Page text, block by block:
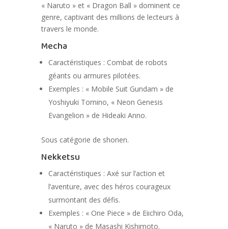
« Naruto » et « Dragon Ball » dominent ce
genre, captivant des millions de lecteurs à
travers le monde.
Mecha
Caractéristiques : Combat de robots
géants ou armures pilotées.
Exemples : « Mobile Suit Gundam » de
Yoshiyuki Tomino, « Neon Genesis
Evangelion » de Hideaki Anno.
Sous catégorie de shonen.
Nekketsu
Caractéristiques : Axé sur l’action et
l’aventure, avec des héros courageux
surmontant des défis.
Exemples : « One Piece » de Eiichiro Oda,
« Naruto » de Masashi Kishimoto.